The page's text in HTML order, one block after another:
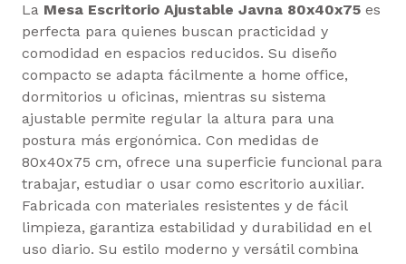
La Mesa Escritorio Ajustable Javna 80x40x75 es
perfecta para quienes buscan practicidad y
comodidad en espacios reducidos. Su diseño
compacto se adapta fácilmente a home office,
dormitorios u oficinas, mientras su sistema
ajustable permite regular la altura para una
postura más ergonómica. Con medidas de
80x40x75 cm, ofrece una superficie funcional para
trabajar, estudiar o usar como escritorio auxiliar.
Fabricada con materiales resistentes y de fácil
limpieza, garantiza estabilidad y durabilidad en el
uso diario. Su estilo moderno y versátil combina